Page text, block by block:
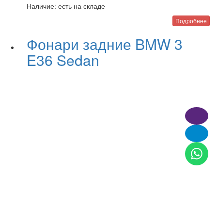
Наличие: есть на складе
Подробнее
Фонари задние BMW 3
E36 Sedan